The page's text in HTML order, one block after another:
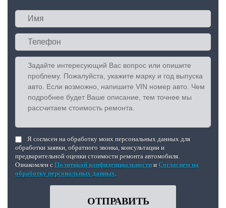
Я согласен на обработку моих персональных данных для
обработки заявки, обратного звонка, консультации и
предварительной оценки стоимости ремонта автомобиля.
Ознакомлен с Политикой конфиденциальности и Согласием на
обработку персональных данных
ОТПРАВИТЬ